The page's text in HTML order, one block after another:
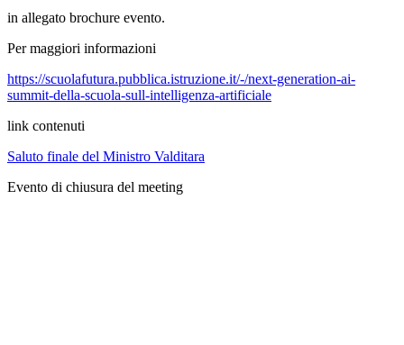
in allegato brochure evento.
Per maggiori informazioni
https://scuolafutura.pubblica.istruzione.it/-/next-generation-ai-
summit-della-scuola-sull-intelligenza-artificiale
link contenuti
Saluto finale del Ministro Valditara
Evento di chiusura del meeting